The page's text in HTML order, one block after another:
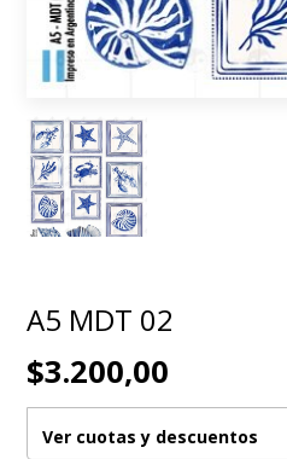
A5 MDT 02
$3.200,00
Ver cuotas y descuentos